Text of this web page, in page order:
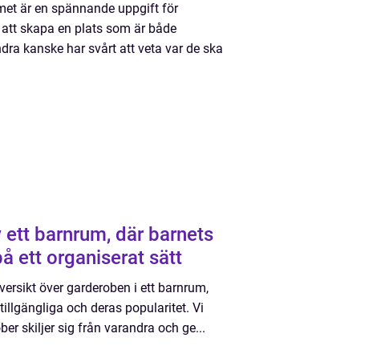
är en spännande uppgift för
skapa en plats som är både
kanske har svårt att veta var de ska
barnrum, där barnets
ett organiserat sätt
över garderoben i ett barnrum,
och deras popularitet. Vi
skiljer sig från varandra och ge...